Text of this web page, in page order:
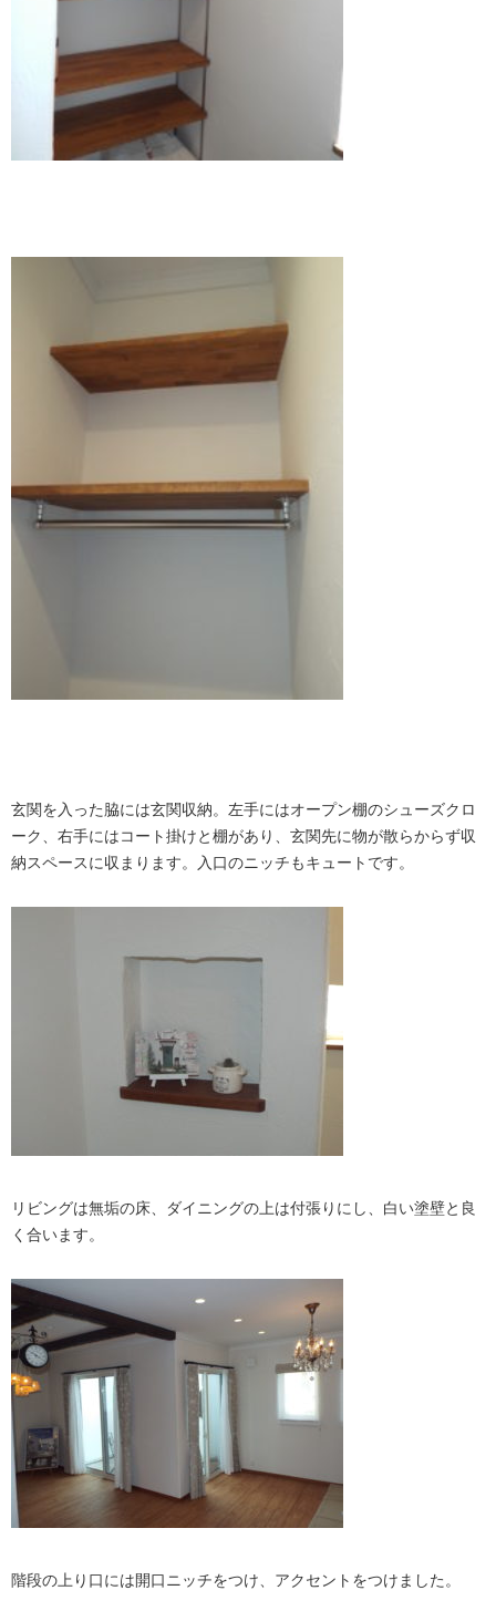
玄関を入った脇には玄関収納。左手にはオープン棚のシューズクロ
ーク、右手にはコート掛けと棚があり、玄関先に物が散らからず収
納スペースに収まります。入口のニッチもキュートです。
リビングは無垢の床、ダイニングの上は付張りにし、白い塗壁と良
く合います。
階段の上り口には開口ニッチをつけ、アクセントをつけました。